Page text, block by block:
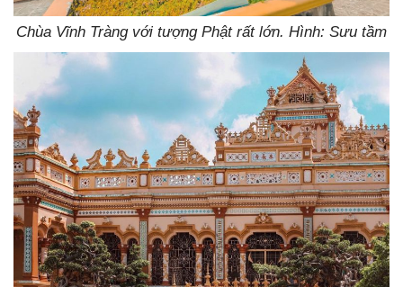
Chùa Vĩnh Tràng với tượng Phật rất lớn. Hình: Sưu tầm